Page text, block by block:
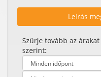
Leírás
Szűrje tovább az
szerint: